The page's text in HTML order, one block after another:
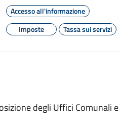
Accesso all'informazione
Imposte
Tassa sui servizi
degli Uffici Comunali e